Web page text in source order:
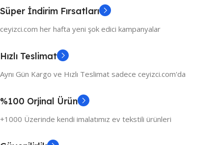
Süper İndirim Fırsatları
ceyizci.com her hafta yeni şok edici kampanyalar
Hızlı Teslimat
Aynı Gün Kargo ve Hızlı Teslimat sadece ceyizci.com'da
%100 Orjinal Ürün
+1000 Üzerinde kendi imalatımız ev tekstili ürünleri